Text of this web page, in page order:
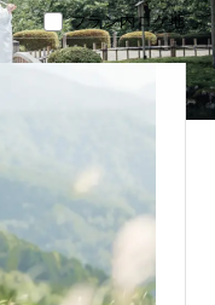
プラン内ロケ地